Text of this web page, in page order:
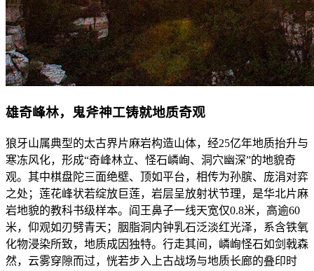
雄奇峰林，鬼斧神工铸就地质奇观
狼牙山属典型的太古界片麻岩构造山体，经25亿年地质抬升与
寒冻风化，形成“奇峰林立、怪石嶙峋、洞穴幽深”的地貌奇
观。其中棋盘陀三面绝壁、顶如平台，相传为孙膑、庞涓对弈
之处；莲花峰状若绽放巨莲，岩层呈放射状节理，是华北片麻
岩地貌的教科书级样本。阎王鼻子一线天宽仅0.8米，高逾60
米，仰观如刃劈青天；胭脂洞内钟乳石泛淡红光泽，系含铁氧
化物浸染所致，地质成因独特。行走其间，嶙峋怪石如剑戟森
然，云雾穿隙而过，恍若步入上古战场与地质长廊的叠印时